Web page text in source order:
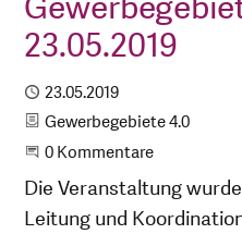
23.05.2019
Publiziert
23.05.2019
Kategorie
Gewerbegebiete 4.0
Beginne eine Unterhaltung
0 Kommentare
Die Veranstaltung
Leitung und